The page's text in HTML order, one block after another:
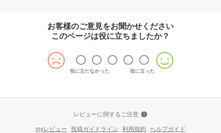
お客様のご意見をお聞かせください
このページは役に立ちましたか？
役に立たなかった 役に立った
レビューに関するご注意
myレビュー 投稿ガイドライン 利用規約 ヘルプガイド